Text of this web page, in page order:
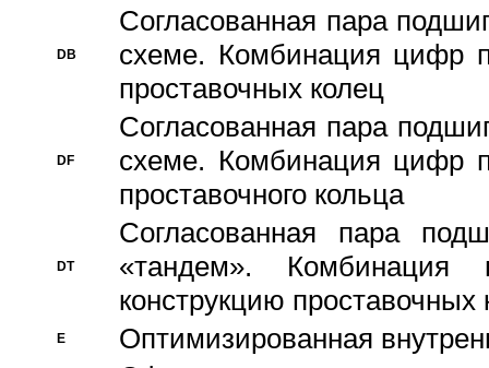
DB
Согласованная пара
схеме. Комбинация цифр
проставочных колец
DF
Согласованная пара
схеме. Комбинация цифр
проставочного кольца
DT
Согласованная пара
«тандем».
конструкцию проставочных
E
Оптимизированная